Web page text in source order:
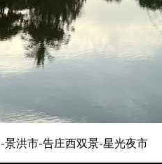
洪市-告庄西双景-星光夜市